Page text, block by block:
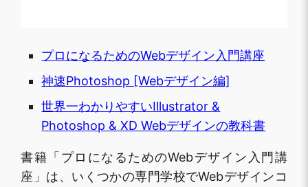
プロになるためのWebデザイン入門講座
神速Photoshop [Webデザイン編]
世界一わかりやすいIllustrator &
Photoshop & XD Webデザインの教科書
書籍「プロになるためのWebデザイン入門講
座」は、いくつかの専門学校でWebデザインコ